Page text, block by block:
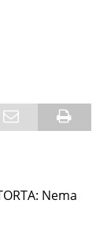
Nema